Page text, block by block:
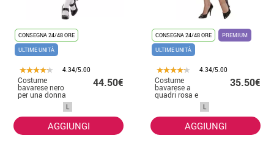
CONSEGNA 24/48 ORE
ULTIME UNITÀ
4.34/5.00
Costume
bavarese nero
per una donna
44.50€
L
AGGIUNGI
CONSEGNA 24/48 ORE
PREMIUM
ULTIME UNITÀ
4.34/5.00
Costume
bavarese a
quadri rosa e
marrone per
35.50€
L
AGGIUNGI